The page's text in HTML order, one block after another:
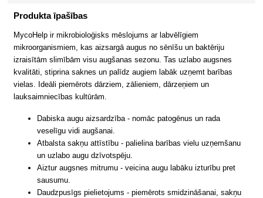
Produkta īpašības
MycoHelp ir mikrobioloģisks mēslojums ar labvēlīgiem
mikroorganismiem, kas aizsargā augus no sēnīšu un baktēriju
izraisītām slimībām visu augšanas sezonu. Tas uzlabo augsnes
kvalitāti, stiprina saknes un palīdz augiem labāk uzņemt barības
vielas. Ideāli piemērots dārziem, zālieniem, dārzeņiem un
lauksaimniecības kultūrām.
Dabiska augu aizsardzība - nomāc patogēnus un rada
veselīgu vidi augšanai.
Atbalsta sakņu attīstību - palielina barības vielu uzņemšanu
un uzlabo augu dzīvotspēju.
Aiztur augsnes mitrumu - veicina augu labāku izturību pret
sausumu.
Daudzpusīgs pielietojums - piemērots smidzināšanai, sakņu